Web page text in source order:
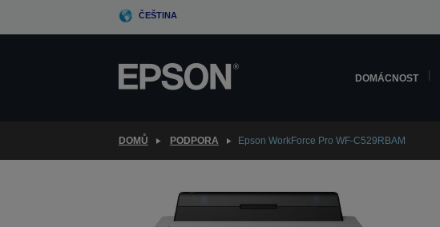
ČEŠTINA
DOMÁCNOST
DOMŮ PODPORA Epson WorkForce Pro WF-C529RBAM